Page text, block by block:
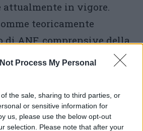
Process My Personal
the sale, sharing to third parties, or
or sensitive information for
us, please use the below opt-out
selection. Please note that after your
attualmente in vigore.
teoricamente
ANF, comprensive della
messo a disposizione
secondo i consueti